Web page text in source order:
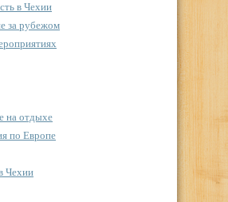
в Чехии
за рубежом
на отдыхе
по Европе
Чехии